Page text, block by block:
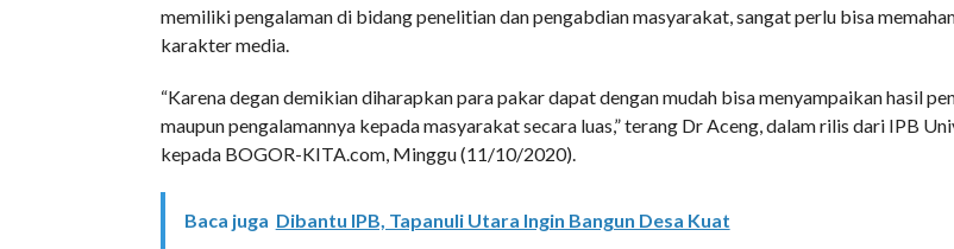
memiliki pengalaman di bidang penelitian dan pengabdian masyarakat, sangat perlu bisa
karakter media.
“Karena degan demikian diharapkan para pakar dapat dengan mudah bisa menyampaikan hasil
maupun pengalamannya kepada masyarakat secara luas,” terang Dr Aceng, dalam rilis dari IPB
kepada BOGOR-KITA.com, Minggu (11/10/2020).
Baca juga Dibantu IPB, Tapanuli Utara Ingin Bangun Desa Kuat